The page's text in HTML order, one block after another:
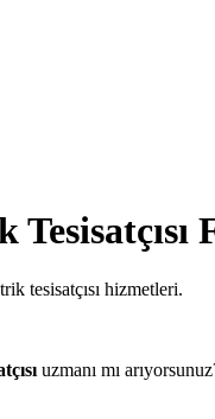
tesisatçısı hizmetleri.
uzmanı mı